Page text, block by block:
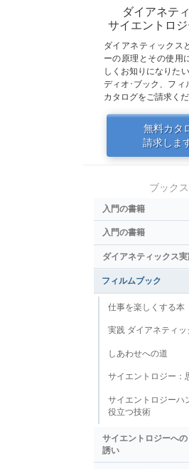
ダイアネテ
サイエントロ
ダイアネティックス
ーの原理とその使用
しくお知りになりた
ディオ･ブック、フィ
カタログをご請求くだ
無料カタ
請求しま
ブック
入門の書籍
入門の書籍
ダイアネティックス実
フィルムブック
仕事を楽しくする本
実践 ダイアネティッ
しあわせへの道
サイエントロジー：
サイエントロジーハ
役立つ技術
サイエントロジーへの
誘い